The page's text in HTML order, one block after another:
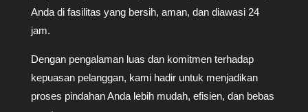
Anda di fasilitas yang bersih, aman, dan diawasi 24
jam.
Dengan pengalaman luas dan komitmen terhadap
kepuasan pelanggan, kami hadir untuk menjadikan
proses pindahan Anda lebih mudah, efisien, dan bebas